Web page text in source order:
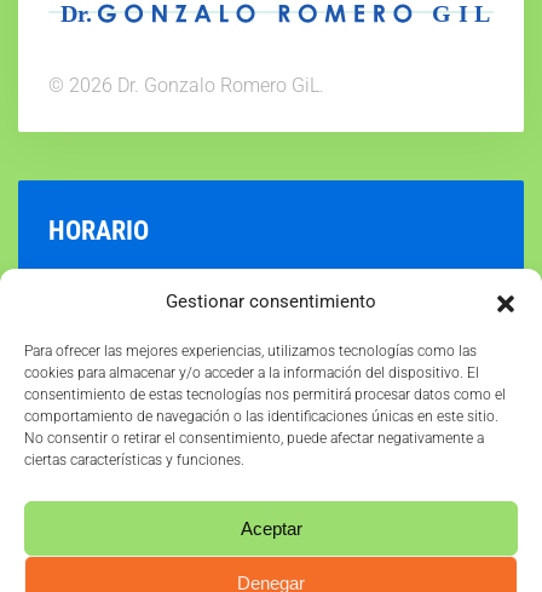
Gestionar consentimiento
Para ofrecer las mejores experiencias, utilizamos tecnologías como las
cookies para almacenar y/o acceder a la información del dispositivo. El
consentimiento de estas tecnologías nos permitirá procesar datos como el
comportamiento de navegación o las identificaciones únicas en este sitio.
No consentir o retirar el consentimiento, puede afectar negativamente a
ciertas características y funciones.
Aceptar
Denegar
Dr. GIL
© 2026 Dr. Gonzalo Romero GiL.
HORARIO
Puedes encontrar nuestro horario actualizado en la
VER HORARIO